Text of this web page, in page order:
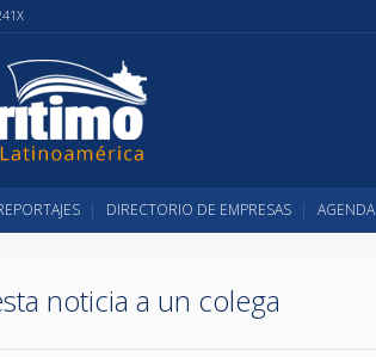
DIRECTORIO DE EMPRESAS AGENDA
noticia a un colega